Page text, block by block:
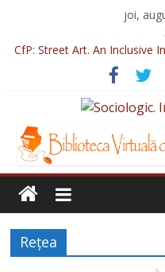
joi,
CfP: Street Art. An Inclusive
Sociologia Jurnaliștilor 2025
CfP: IVSA Conference 2022
CfP: 6th International
Nicosia, 2022
CfP: Philosophy of
Rețea